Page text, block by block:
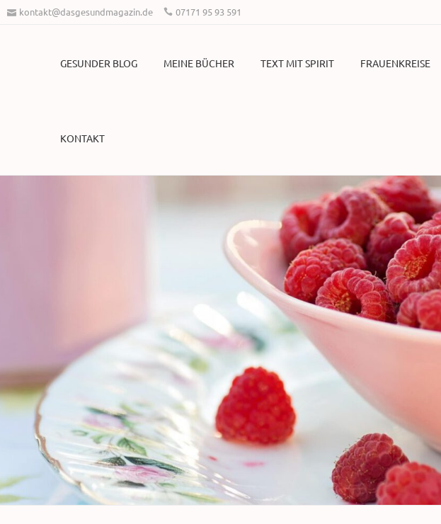
kontakt@dasgesundmagazin.de 07171 95 93 591
GESUNDER BLOG MEINE BÜCHER TEXT MIT SPIRIT FRAUENKREISE
KONTAKT